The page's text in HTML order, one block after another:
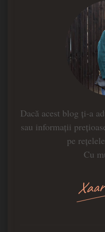
Dacă acest blog ți-a
sau informații
pe
Cu